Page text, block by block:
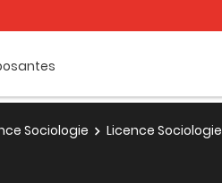
Sociologie Licence Sociologie